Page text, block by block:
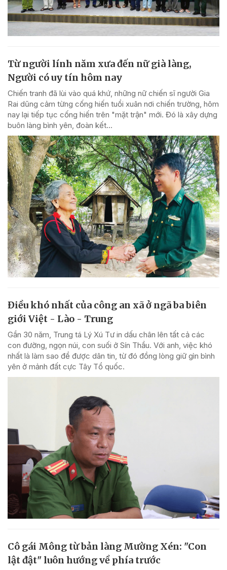
Từ người lính năm xưa đến nữ già làng,
Người có uy tín hôm nay
Chiến tranh đã lùi vào quá khứ, những nữ chiến sĩ người Gia
Rai dũng cảm từng cống hiến tuổi xuân nơi chiến trường, hôm
nay lại tiếp tục cống hiến trên "mặt trận" mới. Đó là xây dựng
buôn làng bình yên, đoàn kết...
Điều khó nhất của công an xã ở ngã ba biên
giới Việt - Lào - Trung
Gần 30 năm, Trung tá Lý Xú Tư in dấu chân lên tất cả các
con đường, ngọn núi, con suối ở Sín Thầu. Với anh, việc khó
nhất là làm sao để được dân tin, từ đó đồng lòng giữ gìn bình
yên ở mảnh đất cực Tây Tổ quốc.
Cô gái Mông từ bản làng Mường Xén: "Con
lật đật" luôn hướng về phía trước